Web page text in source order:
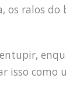
os ralos do
isso como